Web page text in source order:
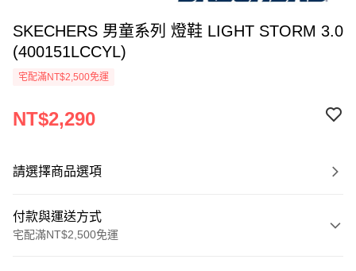
SKECHERS 男童系列 燈鞋 LIGHT STORM 3.0
(400151LCCYL)
宅配滿NT$2,500免運
NT$2,290
請選擇商品選項
付款與運送方式
宅配滿NT$2,500免運